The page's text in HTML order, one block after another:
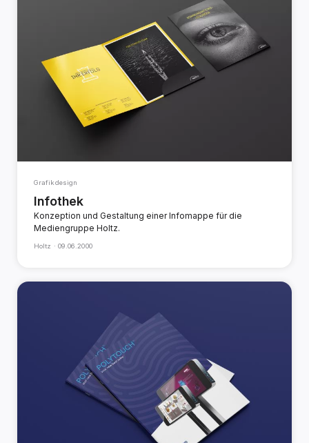
Grafikdesign
Infothek
Konzeption und Gestaltung einer Infomappe für die
Mediengruppe Holtz.
Holtz · 09.06.2000